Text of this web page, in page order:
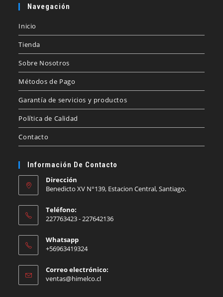
Navegación
Inicio
Tienda
Sobre Nosotros
Métodos de Pago
Garantía de servicios y productos
Política de Calidad
Contacto
Información De Contacto
Dirección
Benedicto XV N°139, Estacion Central, Santiago.
Teléfono:
227763423 - 227642136
Whatsapp
+56963419324
Correo electrónico:
ventas@himelco.clSe